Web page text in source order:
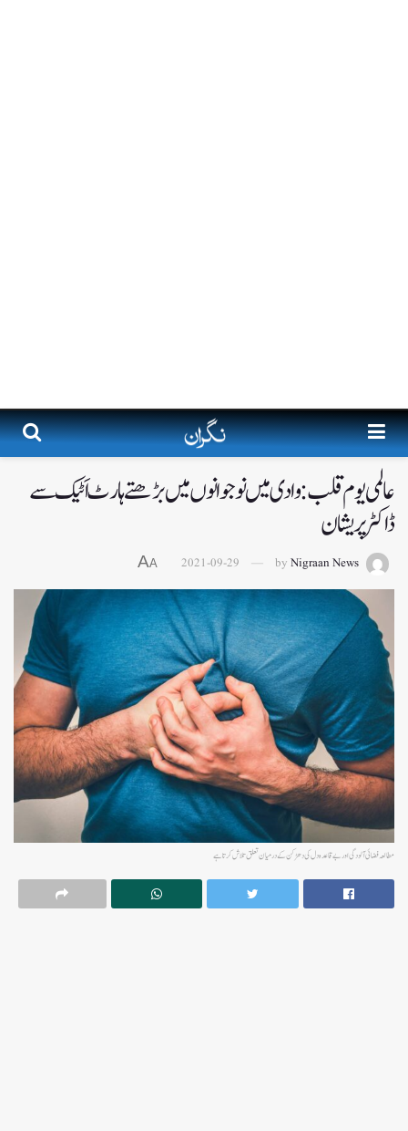
عالمی یوم قلب: وادی میں نوجوانوں میں بڑھتے ہارٹ اَٹیک سے
ڈاکٹر پریشان
by Nigraan News
2021-09-29
A
A
مطالعہ فضائی آلودگی اور بے قاعدہ دل کی دھڑکن کے درمیان تعلق تلاش کرتا ہے